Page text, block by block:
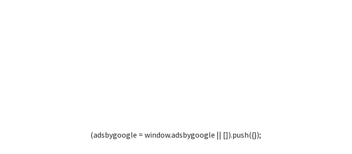
(adsbygoogle = window.adsbygoogle || []).push({});